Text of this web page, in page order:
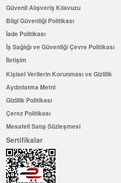
Güvenli Alışveriş Kılavuzu
Bilgi Güvenliği Politikası
İade Politikası
İş Sağlığı ve Güvenliği Çevre Politikası
İletişim
Kişisel Verilerin Korunması ve Gizlilik
Aydınlatma Metni
Gizlilik Politikası
Çerez Politikası
Mesafeli Satış Sözleşmesi
Sertifikalar